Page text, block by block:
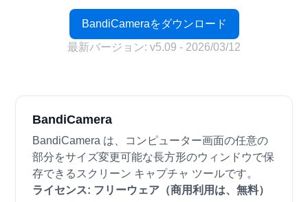
BandiCameraをダウンロード
最新バージョン: v5.09 - 2026/03/12
BandiCamera
BandiCamera は、コンピューター画面の任意の
部分をサイズ変更可能な長方形のウィンドウで保
存できるスクリーン キャプチャ ツールです。
ライセンス: フリーウェア（商用利用は、無料）